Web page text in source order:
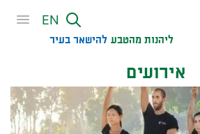
EN
ליהנות מהטבע להישאר בעיר​
אירועים